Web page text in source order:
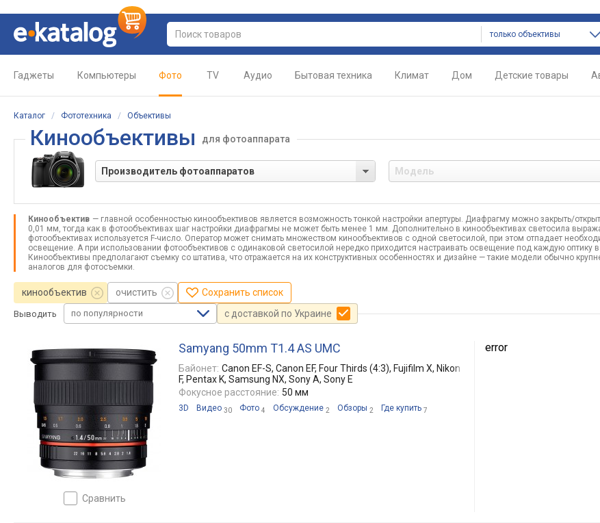
только объективы
Гаджеты Компьютеры Фото TV Аудио Бытовая техника Климат Дом Детские товары
Каталог / Фототехника / Объективы
Кинообъективы для фотоаппарата
Кинообъектив — главной особенностью кинообъективов является возможность тонкой настройки апертуры. Диафрагму можно закрыть/
0,01 мм, тогда как в фотообъективах шаг настройки диафрагмы не может быть менее 1 мм. Дополнительно в кинообъективах светосила
фотообъективах используется F-число. Оператор может снимать множеством кинообъективов с одной светосилой, при этом отпадает
освещение. А при использовании фотообъективов с одинаковой светосилой нередко приходится настраивать освещение под каждую оптику в
Кинообъективы предполагают съемку со штатива, что отражается на их конструктивных особенностях и дизайне — такие модели обычно
аналогов для фотосъемки.
кинообъектив очистить Сохранить список
Выводить по популярности с доставкой по Украине
сравнить
Samyang 50mm T1.4 AS UMC
Байонет: Canon EF-S, Canon EF, Four Thirds (4:3), Fujifilm X, Nikon
F, Pentax K, Samsung NX, Sony A, Sony E
Фокусное расстояние: 50 мм
3D Видео 30 Фото 4 Обсуждение 2 Обзоры 2 Где купить 7
error